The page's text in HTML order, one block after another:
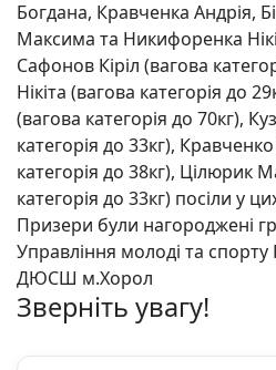
Богдана, Кравченка Андрія,
Максима та Никифоренка
Сафонов Кіріл (вагова
Нікіта (вагова категорія до
(вагова категорія до 70кг),
категорія до 33кг),
категорія до 38кг), Цілюрик
категорія до 33кг) посіли у
Призери були нагороджені
Управління молоді та
ДЮСШ м.Хорол
Зверніть увагу!